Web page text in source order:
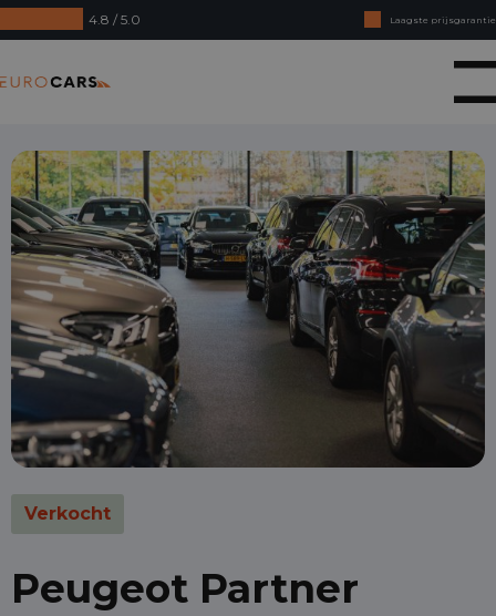
4.8 / 5.0
Laagste prijsgarantie
Online kopen, niet goed geld terug
Financial lease - Soepele acceptatie
Verkocht
Peugeot Partner